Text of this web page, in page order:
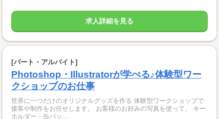
求人詳細を見る
[パート・アルバイト]
Photoshop・Illustratorが学べる♪体験型ワー
クショップのお仕事
世界に一つだけのオリジナルグッズを作る 体験型ワークショップで
接客や制作をお任せします。 お客様のお好みの写真を使って、 キー
ホルダー・缶バッ...